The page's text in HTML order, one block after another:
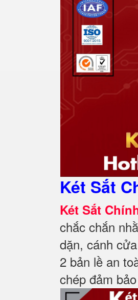
Két Sắt
Két Sắt
chắc chắn
dặn, cánh
2 bản lề an
chép đảm